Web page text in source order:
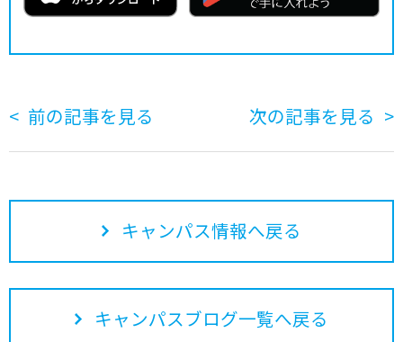
前の記事を見る 次の記事を見る
キャンパス情報へ戻る
キャンパスブログ一覧へ戻る